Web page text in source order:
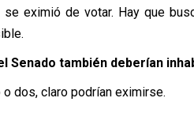
se eximió de votar. Hay que
Senado también deberían
o dos, claro podrían eximirse.